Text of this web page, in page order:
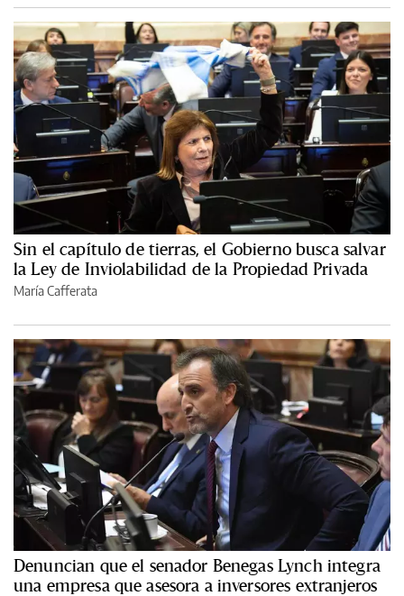
Sin el capítulo de tierras, el Gobierno busca salvar
la Ley de Inviolabilidad de la Propiedad Privada
María Cafferata
Denuncian que el senador Benegas Lynch integra
una empresa que asesora a inversores extranjeros